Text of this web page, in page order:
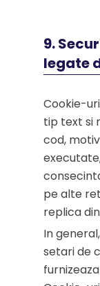
9.
legate
Cookie-
tip text si
cod,
pe alte
replica
In
setari de